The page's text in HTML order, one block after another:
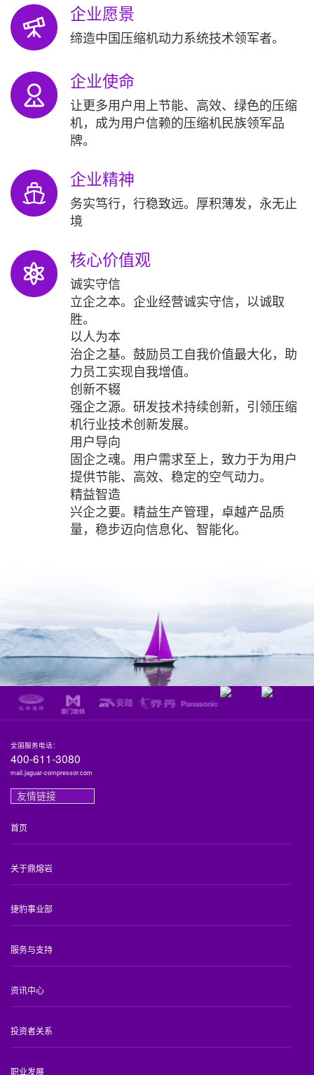
企业愿景
缔造中国压缩机动力系统技术领军者。
企业使命
让更多用户用上节能、高效、绿色的压缩
机，成为用户信赖的压缩机民族领军品
牌。
企业精神
务实笃行，行稳致远。厚积薄发，永无止
境
核心价值观
诚实守信
立企之本。企业经营诚实守信，以诚取
胜。
以人为本
治企之基。鼓励员工自我价值最大化，助
力员工实现自我增值。
创新不辍
强企之源。研发技术持续创新，引领压缩
机行业技术创新发展。
用户导向
固企之魂。用户需求至上，致力于为用户
提供节能、高效、稳定的空气动力。
精益智造
兴企之要。精益生产管理，卓越产品质
量，稳步迈向信息化、智能化。
全国服务电话：
400-611-3080
mail.jaguar-compressor.com
友情链接
首页
关于鼎熔岩
捷豹事业部
服务与支持
资讯中心
投资者关系
职业发展